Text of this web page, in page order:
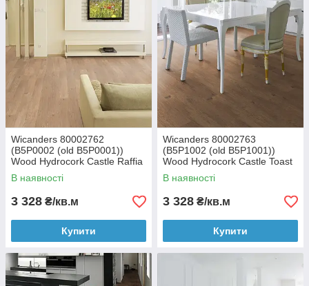
Wicanders 80002762
(B5P0002 (old B5P0001))
Wood Hydrocork Castle Raffia
Oak замкова вінілова плитка
В наявності
3 328 ₴/кв.м
Купити
Wicanders 80002763
(B5P1002 (old B5P1001))
Wood Hydrocork Castle Toast
Oak замкова вінілова плитка
В наявності
3 328 ₴/кв.м
Купити